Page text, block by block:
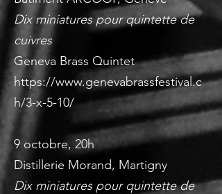
Dix miniatures pour quintette de
cuivres
Geneva Brass Quintet
https://www.genevabrassfestival.c
h/3-x-5-10/
9 octobre, 20h
Distillerie Morand, Martigny
Dix miniatures pour quintette de